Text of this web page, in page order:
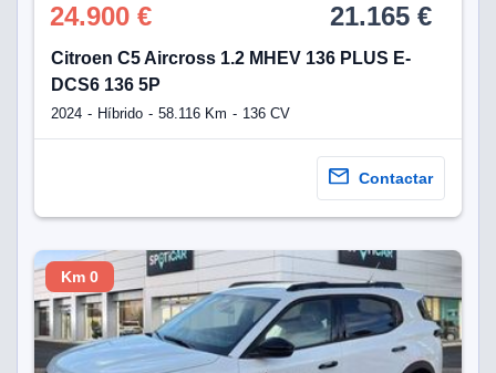
24.900 € 21.165 €
Citroen C5 Aircross 1.2 MHEV 136 PLUS E-
DCS6 136 5P
2024 Híbrido 58.116 Km 136 CV
Contactar
Km 0